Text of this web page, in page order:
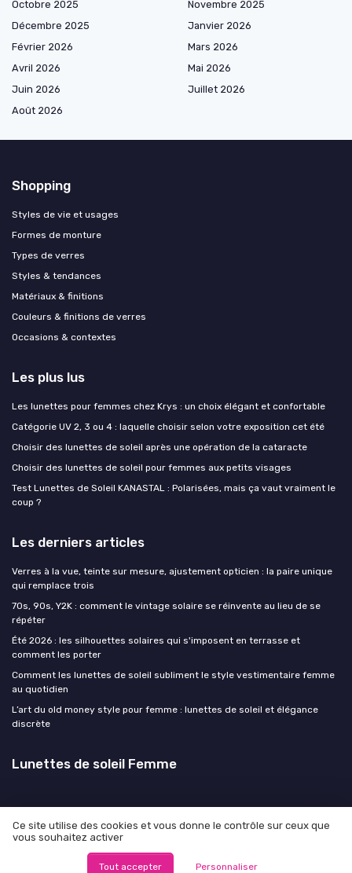
Octobre 2025
Novembre 2025
Décembre 2025
Janvier 2026
Février 2026
Mars 2026
Avril 2026
Mai 2026
Juin 2026
Juillet 2026
Août 2026
Shopping
Styles de vie et usages
Formes de monture
Types de verres
Styles & tendances
Matériaux & finitions
Couleurs & finitions de verres
Occasions & contextes
Les plus lus
Les lunettes pour femmes chez Krys : un choix élégant et confortable
Catégorie UV 2, 3 ou 4 : laquelle choisir selon votre exposition cet été
Choisir des lunettes de soleil après une opération de la cataracte
Choisir des lunettes de soleil pour femmes aux petits visages
Test Lunettes de Soleil KANASTAL : Polarisées, mais ça vaut vraiment le
coup ?
Les derniers articles
Verres à la vue, teinte sur mesure, ajustement opticien : la paire unique
qui remplace trois
70s, 90s, Y2K : comment le vintage solaire se réinvente au lieu de se
répéter
Été 2026 : les silhouettes solaires qui s'imposent en terrasse et
comment les porter
Comment les lunettes de soleil subliment le style vestimentaire femme
au quotidien
L’art du old money style pour femme : lunettes de soleil et élégance
discrète
Lunettes de soleil Femme
Mentions légales
© Lunettes de soleil Femme 2026
Ce site utilise des cookies et vous donne le contrôle sur ceux que
vous souhaitez activer
Tout accepter Personnaliser